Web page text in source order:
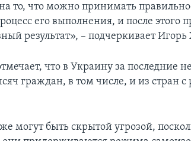
то, что можно принимать
его выполнения, и после этого
результат», – подчеркивает Игорь
что в Украину за последние
граждан, в том числе, и из стран
могут быть скрытой угрозой,